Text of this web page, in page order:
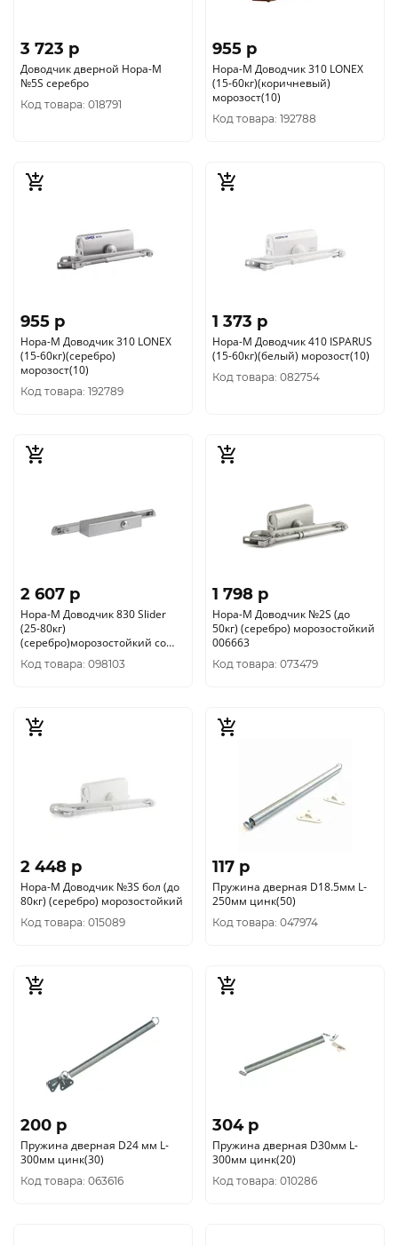
3 723 p
Доводчик дверной Нора-М
№5S серебро
Код товара: 018791
955 p
Нора-М Доводчик 310 LONEX
(15-60кг)(коричневый)
морозост(10)
Код товара: 192788
955 p
Нора-М Доводчик 310 LONEX
(15-60кг)(серебро)
морозост(10)
Код товара: 192789
1 373 p
Нора-М Доводчик 410 ISPARUS
(15-60кг)(белый) морозост(10)
Код товара: 082754
2 607 p
Нора-М Доводчик 830 Slider
(25-80кг)
(серебро)морозостойкий со
скользящей тягой(10)
Код товара: 098103
1 798 p
Нора-М Доводчик №2S (до
50кг) (серебро) морозостойкий
006663
Код товара: 073479
2 448 p
Нора-М Доводчик №3S бол (до
80кг) (серебро) морозостойкий
Код товара: 015089
117 p
Пружина дверная D18.5мм L-
250мм цинк(50)
Код товара: 047974
200 p
Пружина дверная D24 мм L-
300мм цинк(30)
Код товара: 063616
304 p
Пружина дверная D30мм L-
300мм цинк(20)
Код товара: 010286